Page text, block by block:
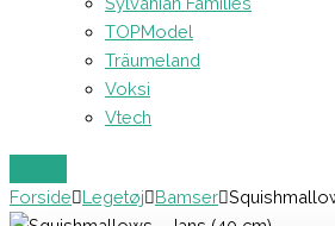
TOPModel
Träumeland
Voksi
Vtech
Forside Legetøj Bamser